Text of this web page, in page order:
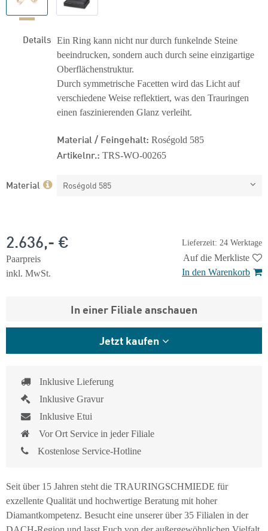
Details Ein Ring kann nicht nur durch funkelnde Steine
beeindrucken, sondern auch durch seine einzigartige
Oberflächenstruktur.
Durch symmetrische Facetten wird das Licht auf
verschiedene Weise reflektiert, was den Trauringen
einen faszinierenden Glanz verleiht.
Material / Feingehalt: Roségold 585
Artikelnr.: TRS-WO-00265
Material Roségold 585
Lieferzeit: 24 Werktage
2.636,- €
Paarpreis
inkl. MwSt.
Auf die Merkliste
In den Warenkorb
In einer Filiale anschauen
Jetzt kaufen
Inklusive Lieferung
Inklusive Gravur
Inklusive Etui
Vor Ort Service in jeder Filiale
Kostenlose Service-Hotline
Seit über 15 Jahren steht die TRAURINGSCHMIEDE für
exzellente Qualität und hochwertige Beratung mit hoher
Diamantkompetenz. Besucht eine unserer über 35 Filialen in der